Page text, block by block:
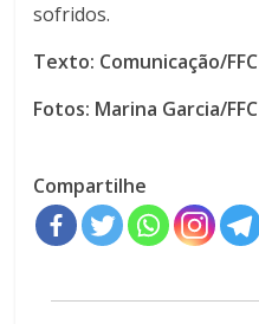
sofridos.
Texto: Comunicação/FFC
Fotos: Marina Garcia/FFC
Compartilhe